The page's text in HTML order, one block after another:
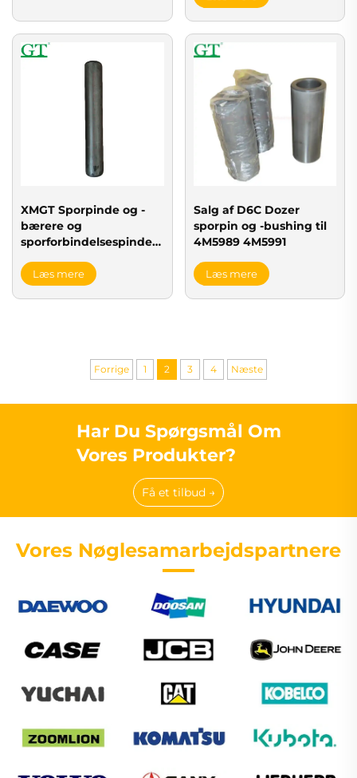
58.6*36.3*134.6 OEM nr.
XMGT Sporpinde og -
bærere og
sporforbindelsespinde
bulldozer
Læs mere
Salg af D6C Dozer
sporpin og -bushing til
4M5989 4M5991
Læs mere
Forrige 1 2 3 4 Næste
Har Du Spørgsmål Om
Vores Produkter?
Få et tilbud →
Vores Nøglesamarbejdspartnere